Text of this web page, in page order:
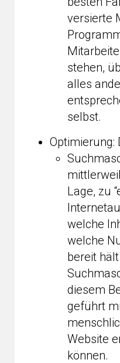
versierte
stehen,
alles
selbst.
Optimierung:
Lage, zu
welche
welche
bereit
diesem
geführt
Website
können.